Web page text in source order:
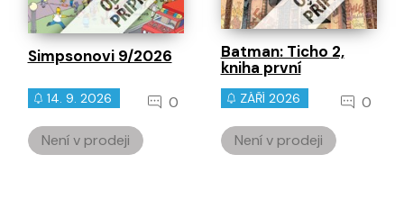
Simpsonovi 9/2026
14. 9. 2026 0
Není v prodeji
Batman: Ticho 2,
kniha první
ZÁŘÍ 2026 0
Není v prodeji